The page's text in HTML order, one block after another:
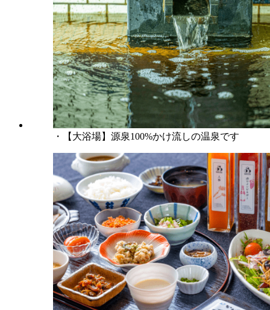
・【大浴場】源泉100%かけ流しの温泉です